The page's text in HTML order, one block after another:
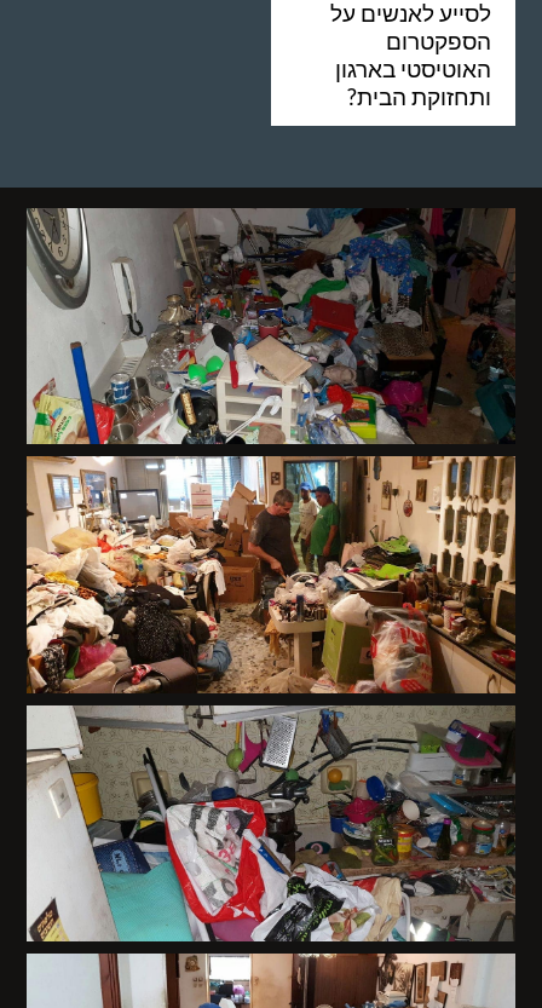
לסייע לאנשים על
הספקטרום
האוטיסטי בארגון
ותחזוקת הבית?